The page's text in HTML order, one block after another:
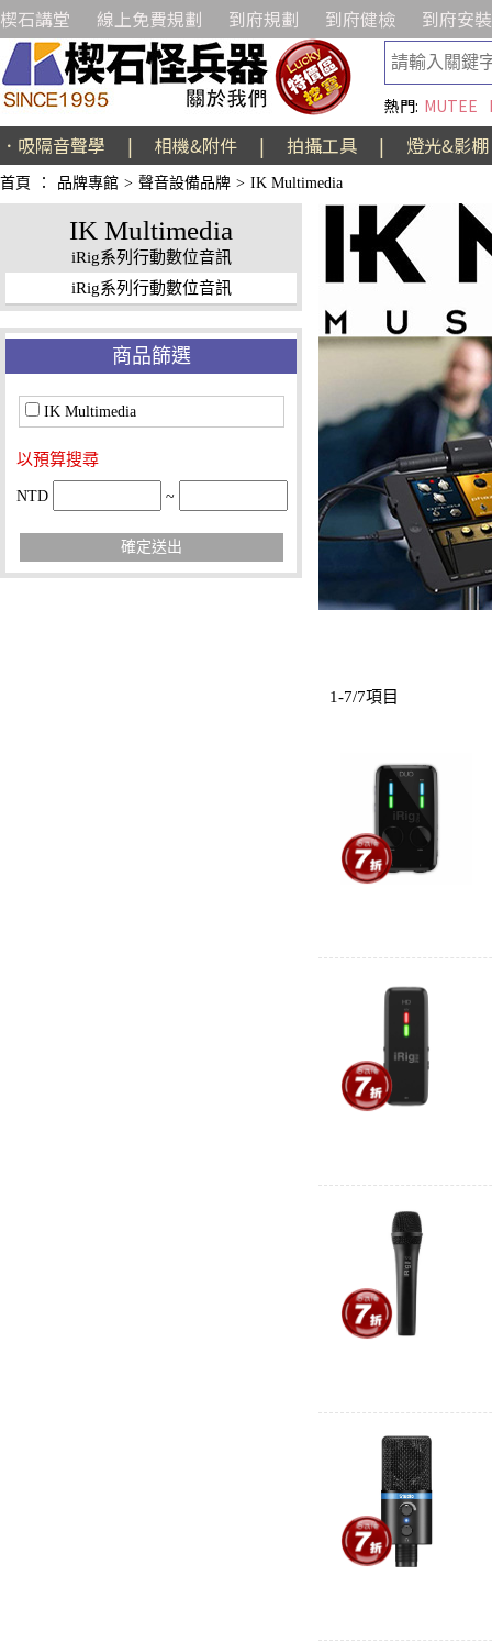
楔石講堂 線上免費規劃 到府規劃 到府健檢 到府安裝
熱門: MUTEE
．吸隔音聲學 | 相機&附件 | 拍攝工具 | 燈光&影棚
首頁 ： 品牌專館 > 聲音設備品牌 > IK Multimedia
IK Multimedia
iRig系列行動數位音訊
iRig系列行動數位音訊
商品篩選
IK Multimedia
以預算搜尋
NTD ~
確定送出
1-7/7項目